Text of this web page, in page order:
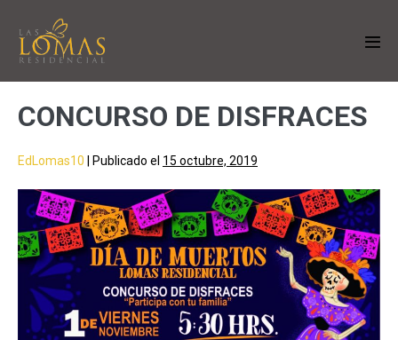
CONCURSO DE DISFRACES
EdLomas10 | Publicado el 15 octubre, 2019